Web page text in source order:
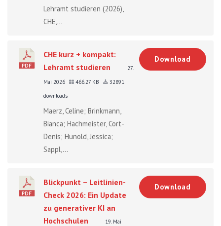
Lehramt studieren (2026),
CHE,...
CHE kurz + kompakt:
Lehramt studieren
27.
Mai 2026
466.27 KB
32891
downloads
Maerz, Celine; Brinkmann,
Bianca; Hachmeister, Cort-
Denis; Hunold, Jessica;
Sappl,...
Download
Blickpunkt – Leitlinien-
Check 2026: Ein Update
zu generativer KI an
Hochschulen
19. Mai
Download